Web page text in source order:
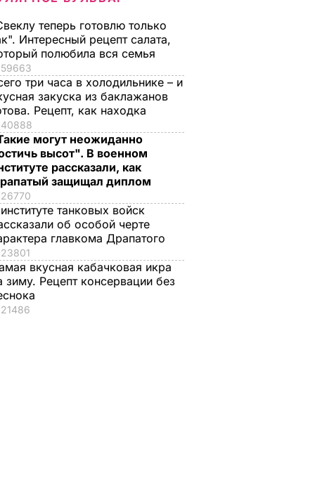
теперь готовлю только
Интересный рецепт салата,
полюбила вся семья
59663
три часа в холодильнике – и
закуска из баклажанов
Рецепт, как находка
40888
могут неожиданно
высот". В военном
рассказали, как
защищал диплом
26770
танковых войск
об особой черте
главкома Драпатого
23801
вкусная кабачковая икра
зиму. Рецепт консервации без
21486